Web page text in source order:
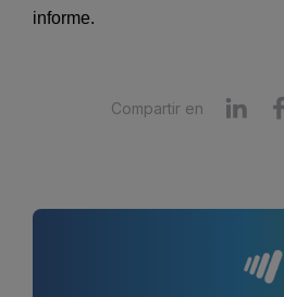
informe.
Compartir en